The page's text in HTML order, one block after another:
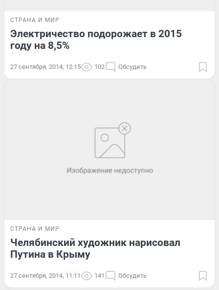
СТРАНА И МИР
Электричество подорожает в 2015
году на 8,5%
27 сентября, 2014, 12:15 102 Обсудить
СТРАНА И МИР
Челябинский художник нарисовал
Путина в Крыму
27 сентября, 2014, 11:11 141 Обсудить